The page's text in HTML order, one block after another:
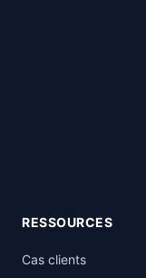
RESSOURCES
Cas clients